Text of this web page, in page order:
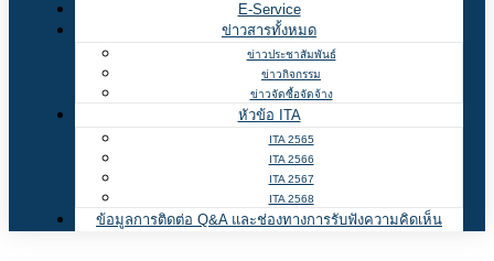
E-Service
ข่าวสารทั้งหมด
ข่าวประชาสัมพันธ์
ข่าวกิจกรรม
ข่าวจัดซื้อจัดจ้าง
หัวข้อ ITA
ITA 2565
ITA 2566
ITA 2567
ITA 2568
ข้อมูลการติดต่อ Q&A และช่องทางการรับฟังความคิดเห็น